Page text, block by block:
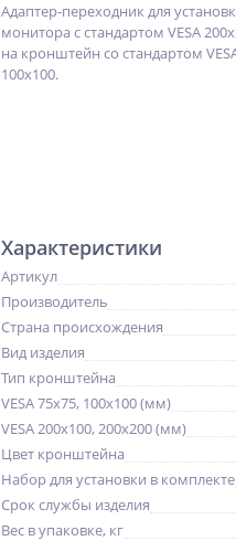
Адаптер-переходник для
монитора с стандартом VESA
на кронштейн со стандартом
100x100.
Характеристики
Артикул
Производитель
Страна происхождения
Вид изделия
Тип кронштейна
VESA 75x75, 100x100 (мм)
VESA 200x100, 200x200 (мм)
Цвет кронштейна
Набор для установки в комплекте
Срок службы изделия
Вес в упаковке, кг